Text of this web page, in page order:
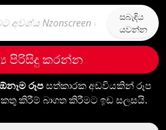
සබැඳිය
යවන්න
පිරිසිදු කරන්න
ඕනෑම රූපසත්කාරක අඩවියකින් රූප
කිරීම් බාගත කිරීමට ඉඩ සලසයි.